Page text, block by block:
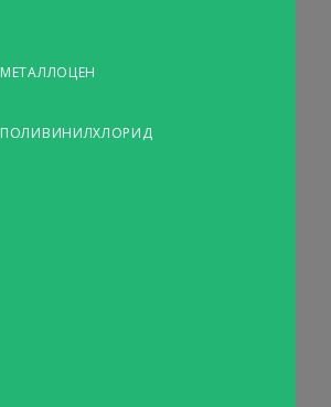
МЕТАЛЛОЦЕН
ПОЛИВИНИЛХЛОРИД